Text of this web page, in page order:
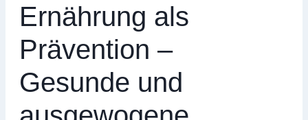
Ernährung als
Prävention –
Gesunde und